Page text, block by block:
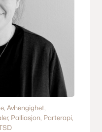
, Avhengighet
, Palliasjon, Parterapi